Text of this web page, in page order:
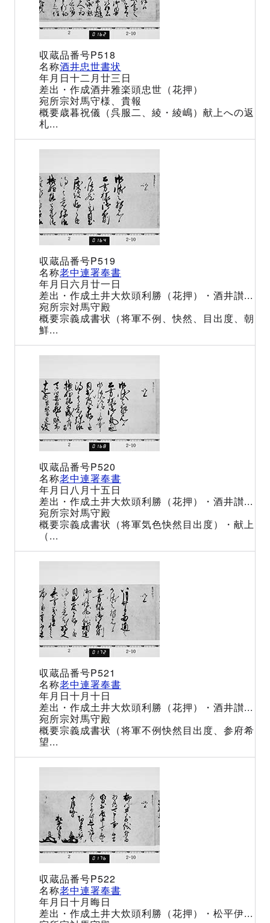
P518
酒井忠世書状
十二月廿三日
酒井雅楽頭忠世（花押）
宗対馬守様、貴報
歳暮祝儀（呉服二、綾・綾嶋）献上への返
札...
P519
老中連署奉書
六月廿一日
土井大炊頭利勝（花押）・酒井讃...
宗対馬守殿
宗義成書状（将軍不例、快然、目出度、朝
鮮...
P520
老中連署奉書
八月十五日
土井大炊頭利勝（花押）・酒井讃...
宗対馬守殿
宗義成書状（将軍気色快然目出度）・献上
（...
P521
老中連署奉書
十月十日
土井大炊頭利勝（花押）・酒井讃...
宗対馬守殿
宗義成書状（将軍不例快然目出度、参府希
望...
P522
老中連署奉書
十月晦日
土井大炊頭利勝（花押）・松平伊...